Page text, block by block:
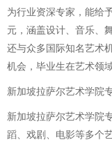
为行业资深专家，能给
元，涵盖设计、音乐、
还与众多国际知名艺术
机会，毕业生在艺术领
新加坡拉萨尔艺术学院
新加坡拉萨尔艺术学院
蹈、戏剧、电影等多个